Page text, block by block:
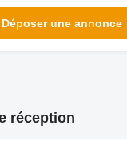
Déposer une annonce
réception